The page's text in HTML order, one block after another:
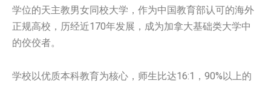
学位的天主教男女同校大学，作为中国教育部认可的海外
正规高校，历经近170年发展，成为加拿大基础类大学中
的佼佼者。
学校以优质本科教育为核心，师生比达16:1，90%以上的